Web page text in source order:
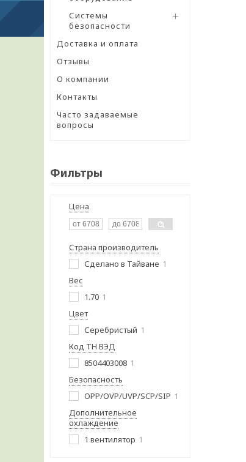
Системы
безопасности
Доставка и оплата
Отзывы
О компании
Контакты
Часто задаваемые
вопросы
Фильтры
Цена
Страна производитель
Сделано в Тайване 1
Вес
1.70 1
Цвет
Серебристый 1
Код ТН ВЭД
8504403008 1
Безопасность
OPP/OVP/UVP/SCP/SIP 1
Дополнительное
охлаждение
1 вентилятор 1